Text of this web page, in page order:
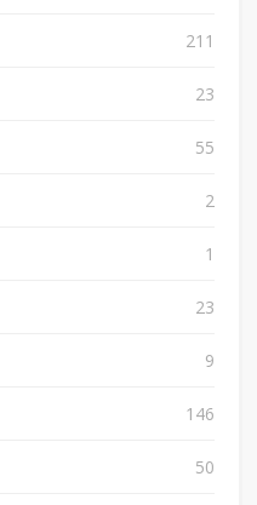
211
23
55
2
1
23
9
146
50